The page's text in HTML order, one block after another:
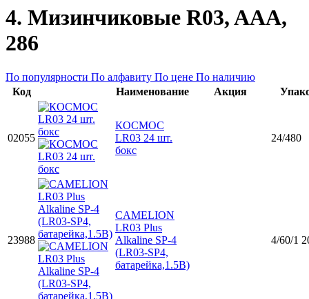
4. Мизинчиковые R03, AAA,
286
По популярности По алфавиту По цене По наличию
Код
Наименование Акция
02055
КОСМОС
LR03 24 шт.
бокс
24/480
23988
CAMELION
LR03 Plus
Alkaline SP-4
(LR03-SP4,
батарейка,1.5В)
4/60/1